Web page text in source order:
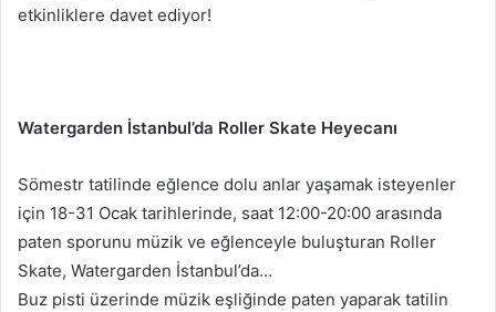
etkinliklere davet ediyor!
Watergarden İstanbul’da Roller Skate Heyecanı
Sömestr tatilinde eğlence dolu anlar yaşamak isteyenler
için 18-31 Ocak tarihlerinde, saat 12:00-20:00 arasında
paten sporunu müzik ve eğlenceyle buluşturan Roller
Skate, Watergarden İstanbul’da…
Buz pisti üzerinde müzik eşliğinde paten yaparak tatilin